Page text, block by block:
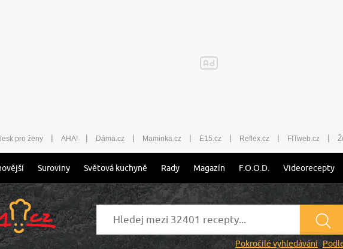
pro ženy | AHA! | Dáma.cz | Maminka.cz | E15.cz | Reflex.cz | FITweb.cz |
Suroviny Světová kuchyně Rady Magazín F.O.O.D. Videorecepty
Pokročilé vyhledávání